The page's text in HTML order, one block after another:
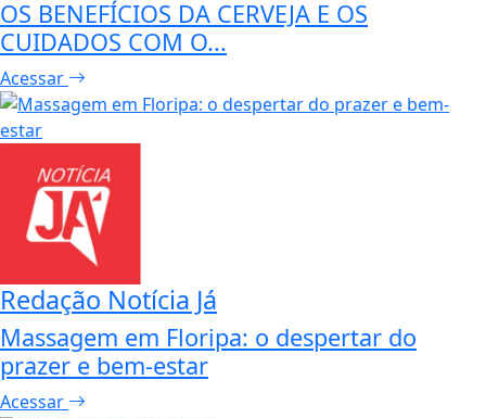
OS BENEFÍCIOS DA CERVEJA E OS
CUIDADOS COM O...
Acessar
Redação Notícia Já
Massagem em Floripa: o despertar do
prazer e bem-estar
Acessar